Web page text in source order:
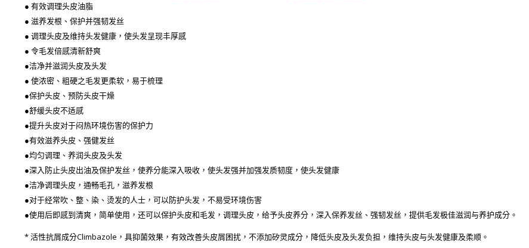
● 有效调理头皮油脂
● 滋养发根、保护并强韧发丝
● 调理头皮及维持头发健康，使头发呈现丰厚感
● 令毛发倍感清新舒爽
●洁净并滋润头皮及头发
● 使浓密、粗硬之毛发更柔软，易于梳理
●保护头皮、预防头皮干燥
●舒缓头皮不适感
●提升头皮对于闷热环境伤害的保护力
●有效滋养头皮、强健发丝
●均匀调理、养润头皮及头发
●深入防止头皮出油及保护发丝，使养分能深入吸收，使头发强并加强发质韧度，使头发健康
●洁净调理头皮，通畅毛孔，滋养发根
●对于经常吹、整、染、烫发的人士，可以防护头发，不易受环境伤害
●使用后即感到清爽，简单使用，还可以保护头皮和毛发，调理头皮，给予头皮养分，深入保养发丝、强韧发丝，提供毛发极佳滋润与养护成分。
* 活性抗屑成分Climbazole，具抑菌效果，有效改善头皮屑困扰，不添加矽灵成分，降低头皮及头发负担，维持头皮与头发健康及柔顺。